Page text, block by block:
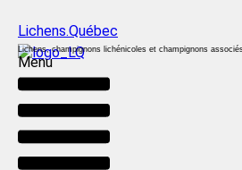
Lichens.Québec
Lichens, champignons lichénicoles et champignons
Menu